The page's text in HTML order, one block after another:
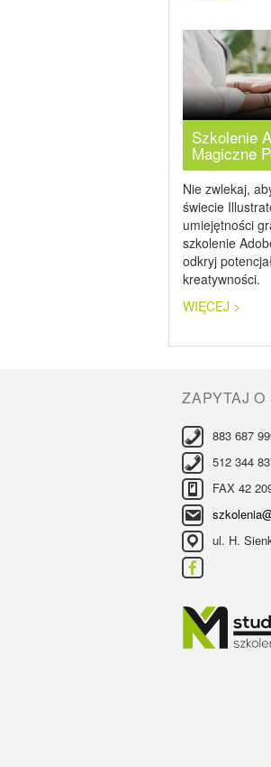
Szkolenie
Magiczne
Nie zwlekaj,
świecie
umiejętności
szkolenie
odkryj
kreatywności.
WIĘCEJ >
ZAPYTAJ
883 687
512 344
FAX 42
ul. H.